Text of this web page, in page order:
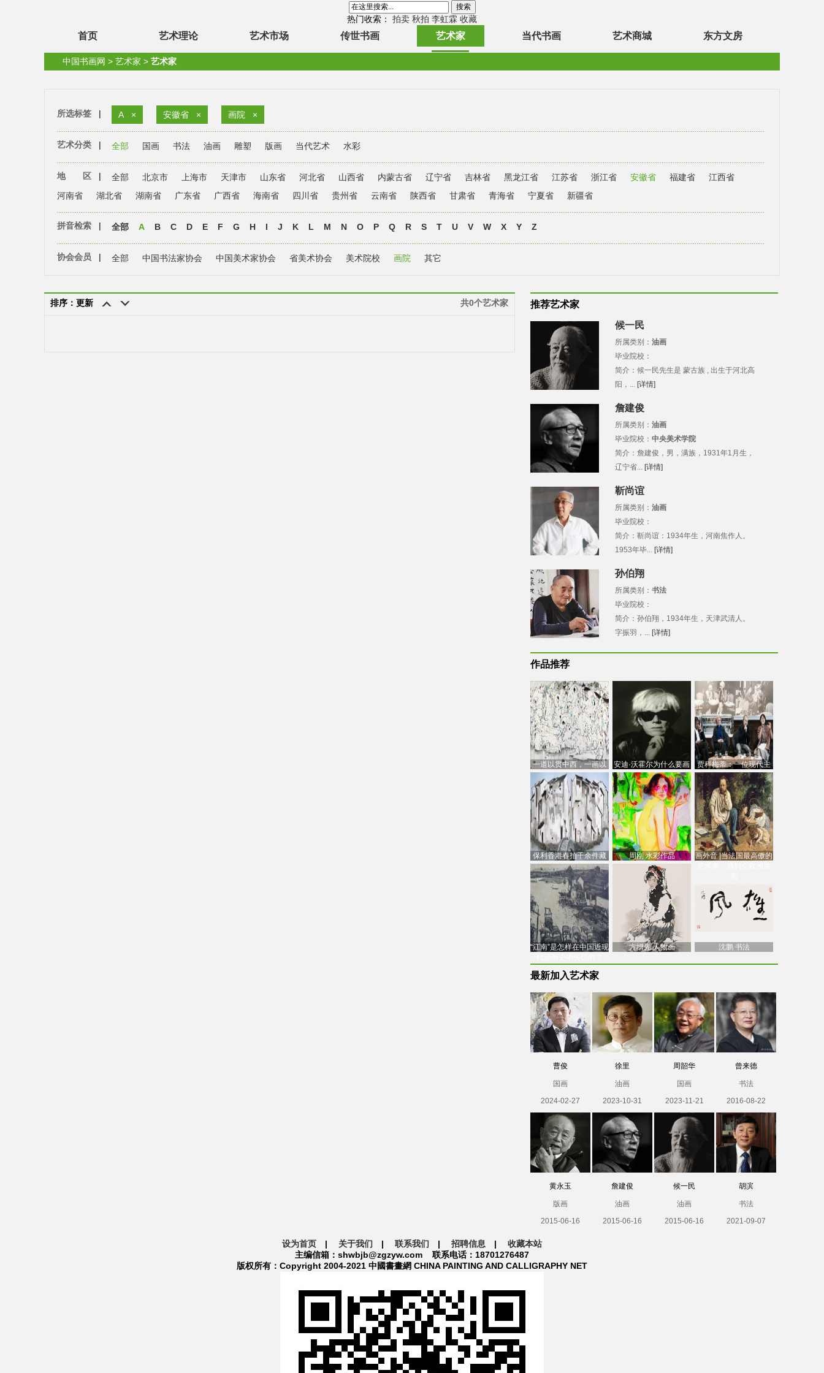
热门收索： 拍卖 秋拍 李虹霖 收藏
首页 艺术理论 艺术市场 传世书画 艺术家 当代书画 艺术商城 东方文房
中国书画网 > 艺术家 > 艺术家
所选标签 | A × 安徽省 × 画院 ×
艺术分类 | 全部 国画 书法 油画 雕塑 版画 当代艺术 水彩
地 区 | 全部 北京市 上海市 天津市 山东省 河北省 山西省 内蒙古省 辽宁省 吉林省 黑龙江省 江苏省 浙江省 安徽省 福建省
江西省
河南省
湖北省 湖南省 广东省 广西省 海南省 四川省 贵州省 云南省 陕西省 甘肃省 青海省 宁夏省 新疆省
拼音检索 | 全部 A B C D E F G H I J K L M N O P Q R S T U V W X Y Z
协会会员 | 全部 中国书法家协会 中国美术家协会 省美术协会 美术院校 画院 其它
排序：更新 共0个艺术家 推荐艺术家
候一民
所属类别： 油画
毕业院校：
简介：候一民先生是 蒙古族 , 出生于河北高
阳，... [详情]
詹建俊
所属类别： 油画
毕业院校： 中央美术学院
简介：詹建俊，男，满族，1931年1月生，
辽宁省... [详情]
靳尚谊
所属类别： 油画
毕业院校：
简介：靳尚谊：1934年生，河南焦作人。
1953年毕... [详情]
孙伯翔
所属类别： 书法
毕业院校：
简介：孙伯翔，1934年生，天津武清人。
字振羽，... [详情]
作品推荐
一道以贯中西，一画以
通古今：吴冠中的绘画
创
安迪·沃霍尔为什么要画
芭比
贾科梅蒂：一位现代主
义的“当代”艺术家
保利香港春拍千余件藏
品估价逾7亿港元，吴冠
中
周刚 水彩作品
画外音 |当法国最高傲的
“江南”是怎样在中国近现
方增先 人物画 沈鹏 书法
最新加入艺术家
曹俊
国画
2024-02-27
徐里
油画
2023-10-31
周韶华
国画
2023-11-21
曾来德
书法
2016-08-22
黄永玉
版画
2015-06-16
詹建俊
油画
2015-06-16
候一民
油画
2015-06-16
胡滨
书法
2021-09-07
设为首页 | 关于我们 | 联系我们 | 招聘信息 | 收藏本站
主编信箱：shwbjb@zgzyw.com 联系电话：18701276487
版权所有：Copyright 2004-2021 中國書畫網 CHINA PAINTING AND CALLIGRAPHY NET